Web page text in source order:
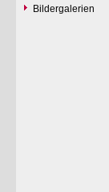
Bildergalerien